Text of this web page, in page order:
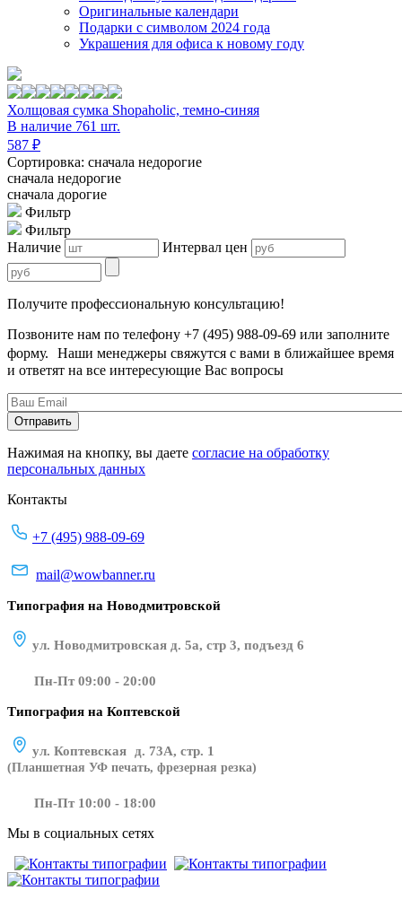
Оригинальные календари
Подарки с символом 2024 года
Украшения для офиса к новому году
Холщовая сумка Shopaholic, темно-синяя
В наличие 761 шт.
587 ₽
Сортировка: сначала недорогие
сначала недорогие
сначала дорогие
Фильтр
Фильтр
Наличие
Интервал цен
Получите профессиональную консультацию!
Позвоните нам по телефону +7 (495) 988-09-69 или заполните
форму. Наши менеджеры свяжутся с вами в ближайшее время
и ответят на все интересующие Вас вопросы
Нажимая на кнопку, вы даете согласие на обработку
персональных данных
Контакты
+7 (495) 988-09-69
mail@wowbanner.ru
Типография на Новодмитровской
ул. Новодмитровская д. 5а, стр 3, подъезд 6
Пн-Пт 09:00 - 20:00
Типография на Коптевской
ул. Коптевская д. 73А, стр. 1
(Планшетная УФ печать, фрезерная резка)
Пн-Пт 10:00 - 18:00
Мы в социальных сетях